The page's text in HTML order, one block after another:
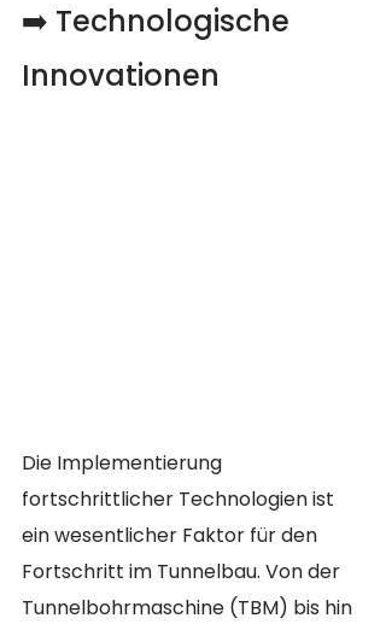
➡️ Technologische
Innovationen
Die Implementierung
fortschrittlicher Technologien ist
ein wesentlicher Faktor für den
Fortschritt im Tunnelbau. Von der
Tunnelbohrmaschine (TBM) bis hin